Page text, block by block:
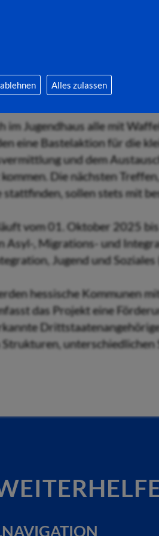
Alles zulassen
KISI erhalten
vor Ort. Neben der
ihre Arbeit aufnehmen
Ehrenamtlichen sowie
im Jugendhaus alle mit
eine Bastelaktion für die
und dem
Die nächsten
sollen stets mit
vom 01. Oktober 2025
Asyl-, Migrations- und
Jugend und
hessische Kommunen
das Projekt eine